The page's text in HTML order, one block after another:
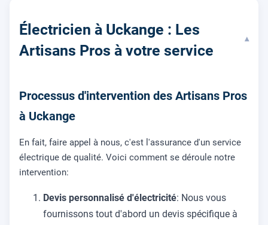
Électricien à Uckange : Les
Artisans Pros à votre service
▾
Processus d'intervention des Artisans Pros
à Uckange
En fait, faire appel à nous, c'est l'assurance d'un service
électrique de qualité. Voici comment se déroule notre
intervention:
Devis personnalisé d'électricité: Nous vous
fournissons tout d'abord un devis spécifique à